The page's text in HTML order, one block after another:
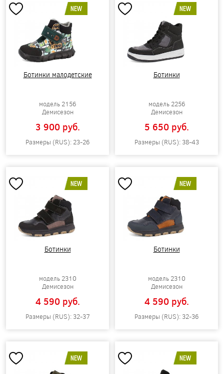
NEW
Ботинки малодетские
модель 2156
Демисезон
3 900 pуб.
Размеры (RUS): 23-26
NEW
Ботинки
модель 2256
Демисезон
5 650 pуб.
Размеры (RUS): 38-43
NEW
Ботинки
модель 2310
Демисезон
4 590 pуб.
Размеры (RUS): 32-37
NEW
Ботинки
модель 2310
Демисезон
4 590 pуб.
Размеры (RUS): 32-36
NEW NEW